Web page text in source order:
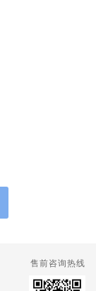
售前咨询热线